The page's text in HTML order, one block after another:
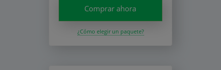
Comprar ahora
¿Cómo elegir un paquete?